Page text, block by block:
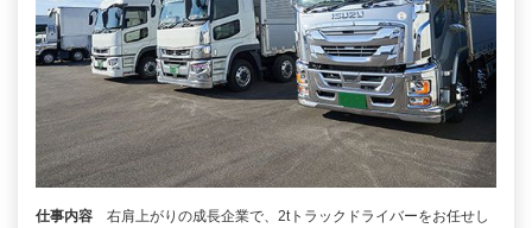
仕事内容
右肩上がりの成長企業で、2tトラックドライバーをお任せし